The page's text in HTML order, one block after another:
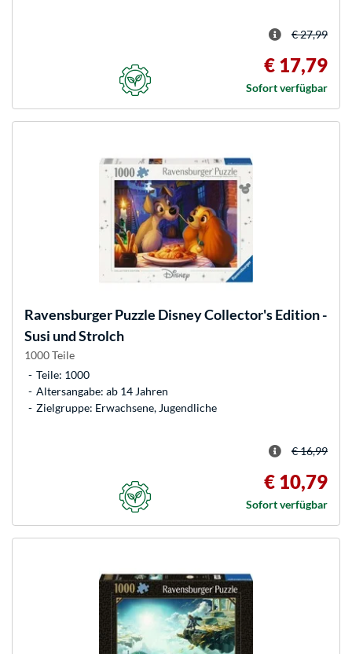
€ 27,99
€ 17,79
Sofort verfügbar
RavensburgerPuzzle Disney Collector's Edition -
Susi und Strolch
1000 Teile
Teile: 1000
Altersangabe: ab 14 Jahren
Zielgruppe: Erwachsene, Jugendliche
€ 16,99
€ 10,79
Sofort verfügbar